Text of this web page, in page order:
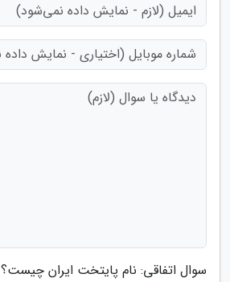
سوال اتفاقی: نام پایتخت ایران چیست؟